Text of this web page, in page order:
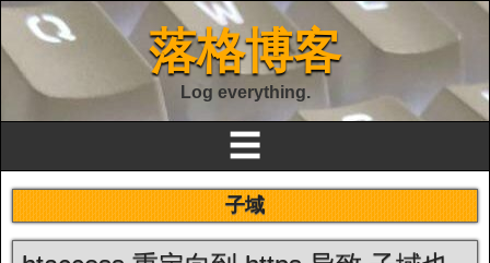
落格博客
Log everything.
☰
子域